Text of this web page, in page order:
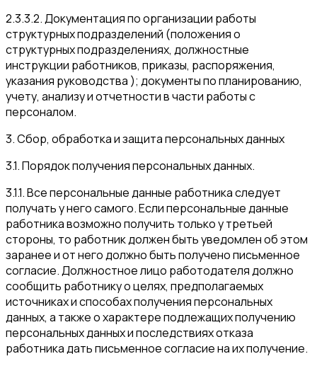
2.3.3.2. Документация по организации работы
структурных подразделений (положения о
структурных подразделениях, должностные
инструкции работников, приказы, распоряжения,
указания руководства ); документы по планированию,
учету, анализу и отчетности в части работы с
персоналом.
3. Сбор, обработка и защита персональных данных
3.1. Порядок получения персональных данных.
3.1.1. Все персональные данные работника следует
получать у него самого. Если персональные данные
работника возможно получить только у третьей
стороны, то работник должен быть уведомлен об этом
заранее и от него должно быть получено письменное
согласие. Должностное лицо работодателя должно
сообщить работнику о целях, предполагаемых
источниках и способах получения персональных
данных, а также о характере подлежащих получению
персональных данных и последствиях отказа
работника дать письменное согласие на их получение.